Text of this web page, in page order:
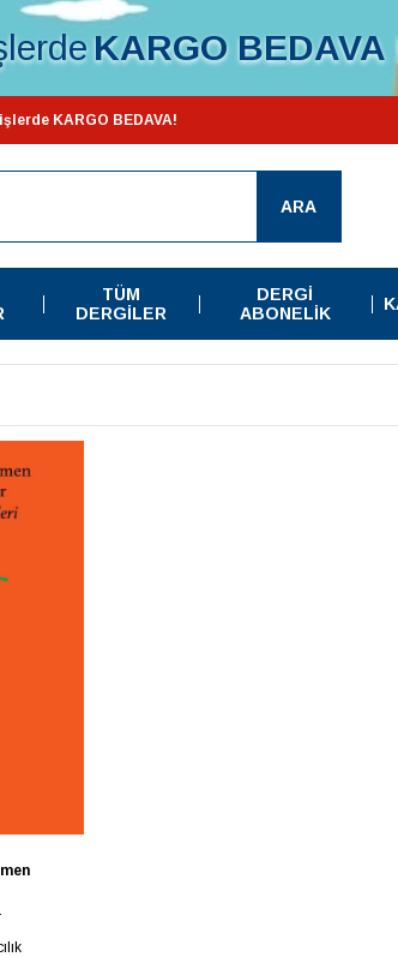
KARGO BEDAVA
KARGO BEDAVA! Özel
ARA
TÜM
DERGILER
DERGI
ABONELIK